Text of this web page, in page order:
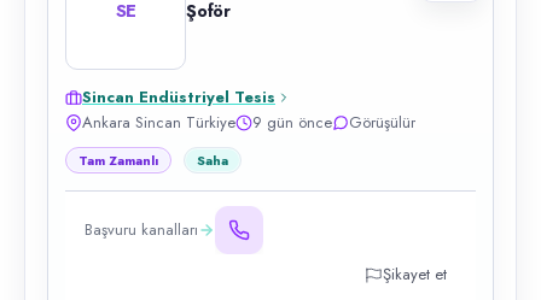
SE Şoför
Sincan Endüstriyel Tesis
Ankara Sincan Türkiye
9 gün önce Görüşülür
Tam Zamanlı Saha
Başvuru kanalları
Şikayet et